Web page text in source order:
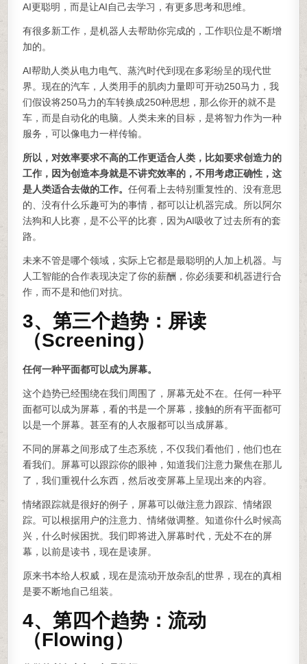
AI更聪明，而是让AI自己去学习，有更多思考和思维。
有很多新工作，是机器人去帮助你完成的，工作职位是不断增
加的。
AI帮助人类从电力电气、蒸汽时代到现在多彩纷呈的现代世
界。现在的汽车，人类用手的肌肉力量即可开动250马力，我
们假设将250马力的车转换成250种思想，那么你开的就不是
车，而是自动化的电脑。人类未来的目标，是将智力作为一种
服务，可以像电力一样传输。
所以，对效率要求不高的工作更适合人类，比如要求创造力的
工作，因为创造本身就是不讲究效率的，不用考虑正确性，这
是人类适合去做的工作。任何看上去特别重复性的、没有意思
的、没有什么乐趣可为的事情，都可以让机器完成。所以阿尔
法狗和人比赛，是不公平的比赛，因为AI吸收了过去所有的套
路。
未来不管是哪个领域，实际上它都是最聪明的人加上机器。与
人工智能的合作表现决定了你的薪酬，你必须要和机器进行合
作，而不是和他们对抗。
3、第三个趋势：屏读
（Screening）
任何一种平面都可以成为屏幕。
这个趋势已经围绕在我们周围了，屏幕无处不在。任何一种平
面都可以成为屏幕，看的书是一个屏幕，接触的所有平面都可
以是一个屏幕。甚至有的人衣服都可以当成屏幕。
不同的屏幕之间形成了生态系统，不仅我们看他们，他们也在
看我们。屏幕可以跟踪你的眼神，知道我们注意力聚焦在那儿
了，我们重视什么东西，然后改变屏幕上呈现出来的内容。
情绪跟踪就是很好的例子，屏幕可以做注意力跟踪、情绪跟
踪。可以根据用户的注意力、情绪做调整。知道你什么时候高
兴，什么时候困扰。我们即将进入屏幕时代，无处不在的屏
幕，以前是读书，现在是读屏。
原来书本给人权威，现在是流动开放杂乱的世界，现在的真相
是要不断地自己组装。
4、第四个趋势：流动
（Flowing）